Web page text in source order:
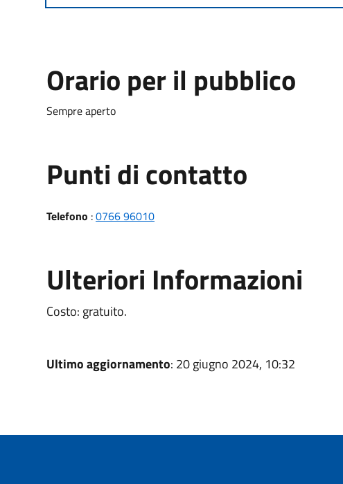
Orario per il pubblico
Sempre aperto
Punti di contatto
Telefono :0766 96010
Ulteriori Informazioni
Costo: gratuito.
Ultimo aggiornamento: 20 giugno 2024, 10:32